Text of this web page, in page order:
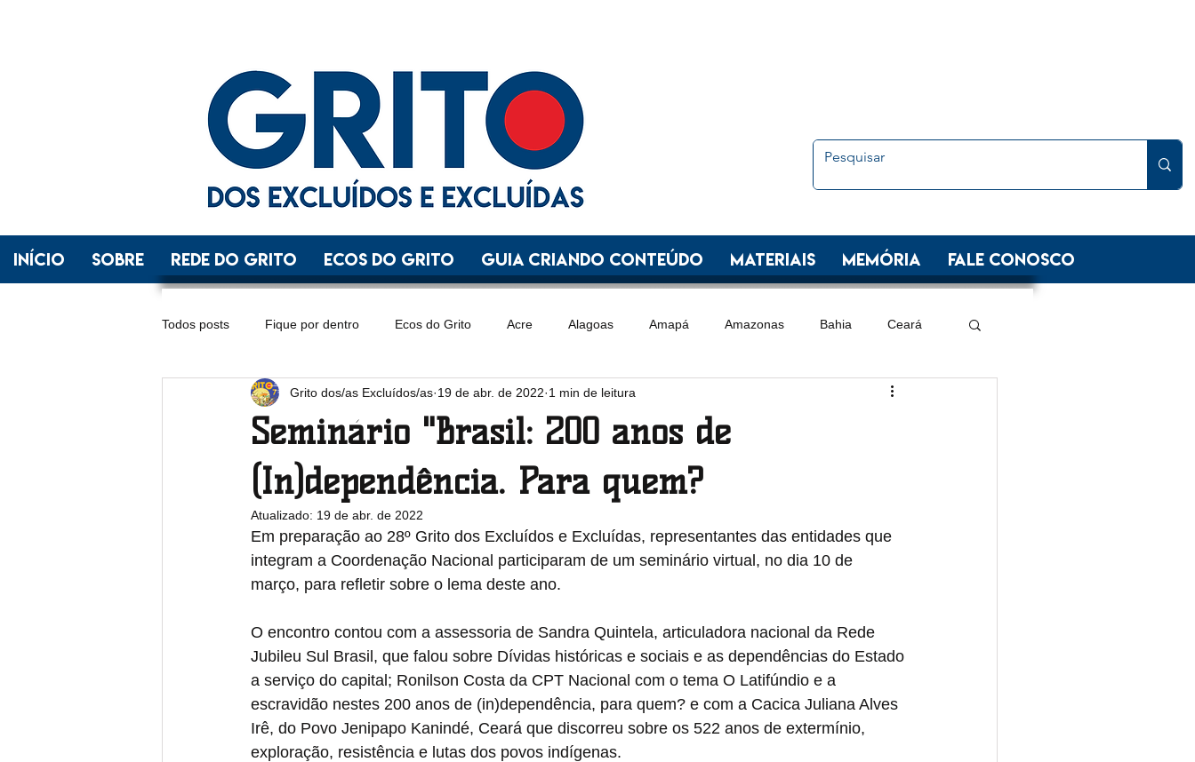
INÍCIO SOBRE REDE DO GRITO ECOS DO GRITO GUIA CRIANDO CONTEÚDO Materiais Memória FALE CONOSCO
Todos posts Fique por dentro Ecos do Grito Acre Alagoas Amapá Amazonas Bahia Ceará
Distrito Federal Espírito Santo Goiás Maranhão Mato Grosso Minas Gerais
Paraíba Pernambuco Piauí
Rio Grande do Sul Rondônia Roraima Santa Catarina São Paulo Sergipe Tocantins
Seminário "Brasil: 200 anos de
(In)dependência. Para quem?
Grito dos/as Excluídos/as 19 de abr. de 2022 1 min de leitura
Atualizado: 19 de abr. de 2022
Em preparação ao 28º Grito dos Excluídos e Excluídas, representantes das entidades que
integram a Coordenação Nacional participaram de um seminário virtual, no dia 10 de
março, para refletir sobre o lema deste ano.
O encontro contou com a assessoria de Sandra Quintela, articuladora nacional da Rede
Jubileu Sul Brasil, que falou sobre Dívidas históricas e sociais e as dependências do Estado
a serviço do capital; Ronilson Costa da CPT Nacional com o tema O Latifúndio e a
escravidão nestes 200 anos de (in)dependência, para quem? e com a Cacica Juliana Alves
Irê, do Povo Jenipapo Kanindé, Ceará que discorreu sobre os 522 anos de extermínio,
exploração, resistência e lutas dos povos indígenas.